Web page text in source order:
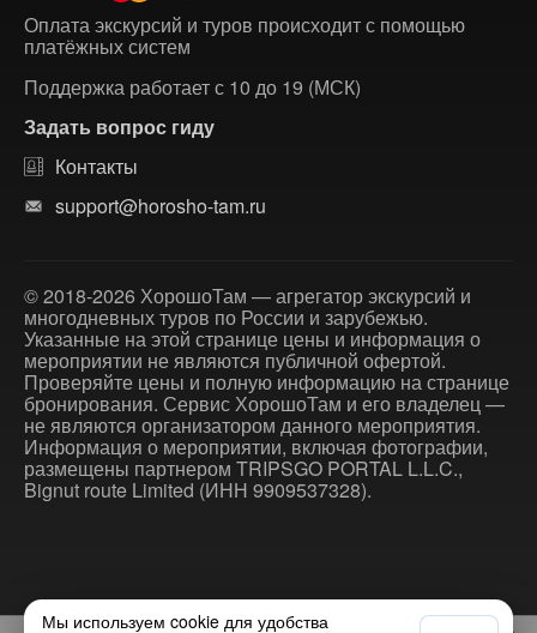
Оплата экскурсий и туров происходит с помощью
платёжных систем
Поддержка работает с 10 до 19 (МСК)
Задать вопрос гиду
Контакты
support@horosho-tam.ru
© 2018-2026 ХорошоТам — агрегатор экскурсий и
многодневных туров по России и зарубежью.
Указанные на этой странице цены и информация о
мероприятии не являются публичной офертой.
Проверяйте цены и полную информацию на странице
бронирования. Сервис ХорошоТам и его владелец —
не являются организатором данного мероприятия.
Информация о мероприятии, включая фотографии,
размещены партнером TRIPSGO PORTAL L.L.C.,
Bignut route Limited (ИНН 9909537328).
Мы используем cookie для удобства